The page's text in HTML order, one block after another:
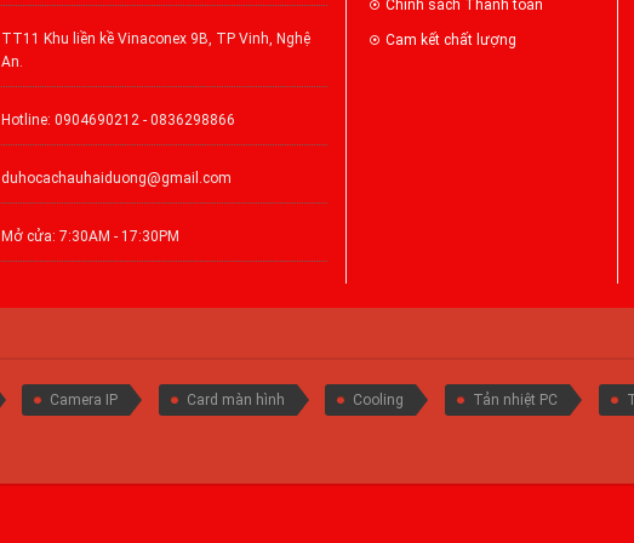
TT11 Khu liền kề Vinaconex 9B, TP Vinh, Nghệ
An.
Hotline: 0904690212 - 0836298866
duhocachauhaiduong@gmail.com
Mở cửa: 7:30AM - 17:30PM
Chính sách Thanh toán
Cam kết chất lượng
Camera IP Card màn hình Cooling Tản nhiệt PC